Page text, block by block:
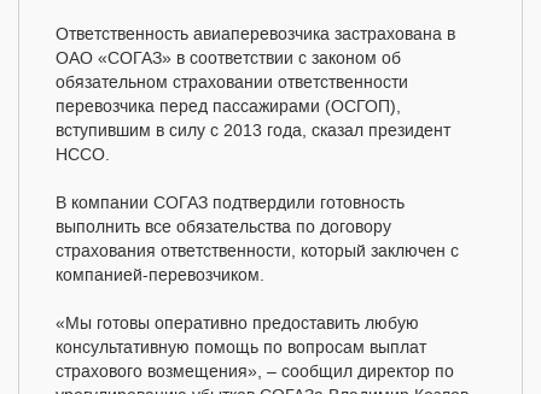
Ответственность авиаперевозчика застрахована в
ОАО «СОГАЗ» в соответствии с законом об
обязательном страховании ответственности
перевозчика перед пассажирами (ОСГОП),
вступившим в силу с 2013 года, сказал президент
НССО.
В компании СОГАЗ подтвердили готовность
выполнить все обязательства по договору
страхования ответственности, который заключен с
компанией-перевозчиком.
«Мы готовы оперативно предоставить любую
консультативную помощь по вопросам выплат
страхового возмещения», – сообщил директор по